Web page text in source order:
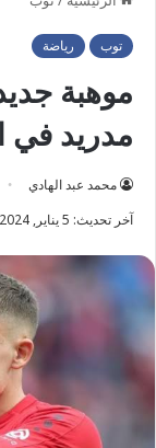
توب رياضة
موهبة
مدريد في
محمد عبد الهادي
آخر تحديث: 5 يناير, 2024 7:33 ص